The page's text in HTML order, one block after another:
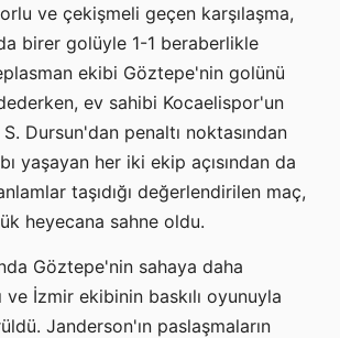
ve çekişmeli geçen karşılaşma,
birer golüyle 1-1 beraberlikle
ekibi Göztepe'nin golünü
ev sahibi Kocaelispor'un
Dursun'dan penaltı noktasından
yaşayan her iki ekip açısından da
taşıdığı değerlendirilen maç,
heyecana sahne oldu.
Göztepe'nin sahaya daha
ve İzmir ekibinin baskılı oyunuyla
Janderson'ın paslaşmaların